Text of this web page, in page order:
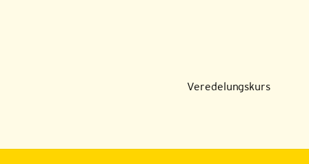
Veredelungskurs